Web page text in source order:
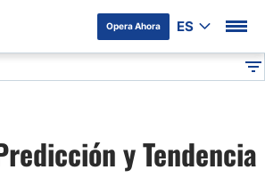
Opera Ahora ES
Bursátiles
y Tendencia